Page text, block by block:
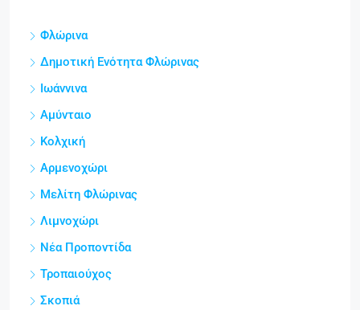
Φλώρινα
Δημοτική Ενότητα Φλώρινας
Ιωάννινα
Αμύνταιο
Κολχική
Αρμενοχώρι
Μελίτη Φλώρινας
Λιμνοχώρι
Νέα Προποντίδα
Τροπαιούχος
Σκοπιά